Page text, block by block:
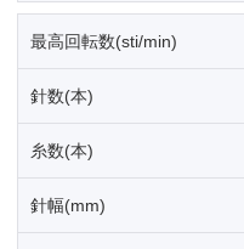
最高回転数(sti/min)
針数(本)
糸数(本)
針幅(mm)